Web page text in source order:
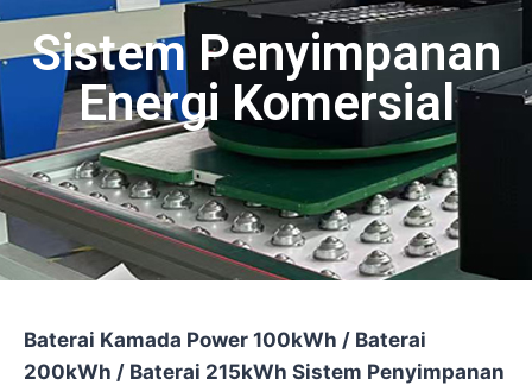
Sistem Penyimpanan
Energi Komersial
Baterai Kamada Power 100kWh / Baterai
200kWh / Baterai 215kWh Sistem Penyimpanan